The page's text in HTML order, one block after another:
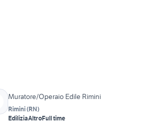
Muratore/Operaio Edile Rimini
Rimini(RN)
EdiliziaAltroFull time